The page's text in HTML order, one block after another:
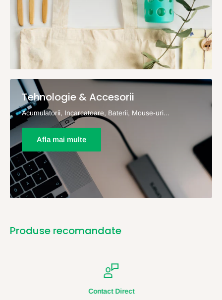
Tehnologie & Accesorii
Acumulatorii, Incarcatoare, Baterii, Mouse-uri...
Afla mai multe
Produse recomandate
Contact Direct